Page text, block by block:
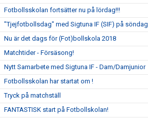
Fotbollsskolan fortsätter nu på lördag!!!
"Tjejfotbollsdag" med Sigtuna IF (SIF) på söndag
Nu är det dags för (Fot)bollskola 2018
Matchtider - Försäsong!
Nytt Samarbete med Sigtuna IF - Dam/Damjunior
Fotbollsskolan har startat om !
Tryck på matchställ
FANTASTISK start på Fotbollskolan!